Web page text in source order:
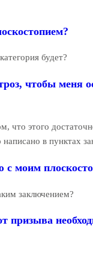
будет?
чтобы меня
что этого
в пунктах
моим
заключением?
призыва